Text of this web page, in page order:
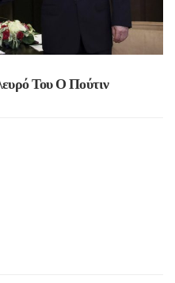
Του Ο Πούτιν